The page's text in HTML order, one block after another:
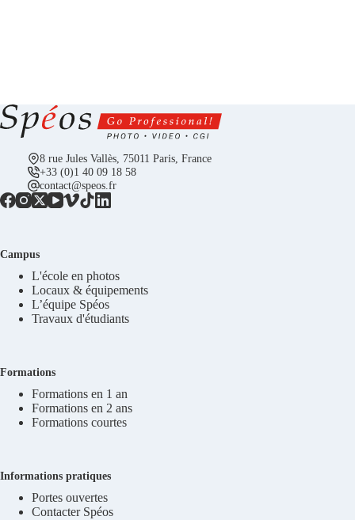
8 rue Jules Vallès, 75011 Paris, France
+33 (0)1 40 09 18 58
contact@speos.fr
Campus
L'école en photos
Locaux & équipements
L’équipe Spéos
Travaux d'étudiants
Formations
Formations en 1 an
Formations en 2 ans
Formations courtes
Informations pratiques
Portes ouvertes
Contacter Spéos